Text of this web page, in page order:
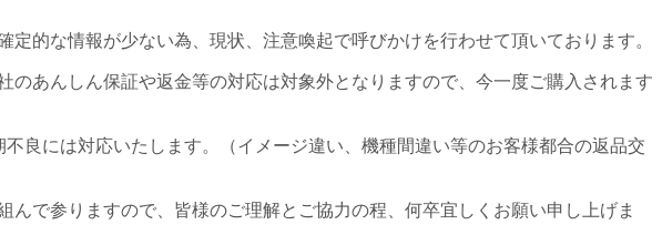
的な情報が少ない為、現状、注意喚起で呼びかけを行わせて頂いております。
あんしん保証や返金等の対応は対象外となりますので、今一度ご購入されます
良には対応いたします。（イメージ違い、機種間違い等のお客様都合の返品交
で参りますので、皆様のご理解とご協力の程、何卒宜しくお願い申し上げま